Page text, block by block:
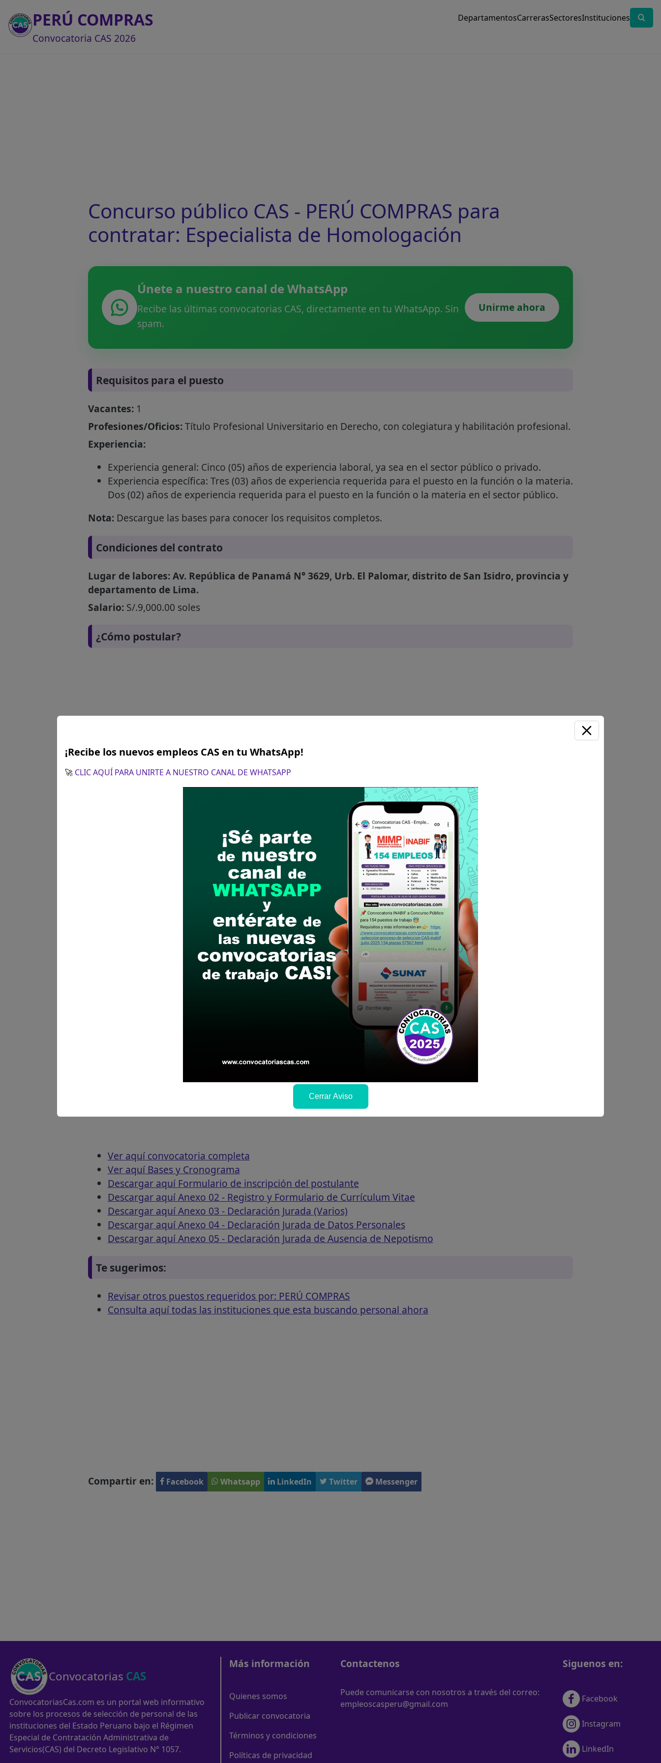
PERÚ COMPRAS
Convocatoria CAS 2026
DepartamentosCarrerasSectoresInstituciones
Concurso público CAS - PERÚ COMPRAS para
contratar: Especialista de Homologación
Únete a nuestro canal de WhatsApp
Recibe las últimas convocatorias CAS, directamente en tu WhatsApp. Sin
spam.
Unirme ahora
Requisitos para el puesto
Vacantes:1
Profesiones/Oficios:Título Profesional Universitario en Derecho, con colegiatura y habilitación profesional.
Experiencia:
Experiencia general: Cinco (05) años de experiencia laboral, ya sea en el sector público o privado.
Experiencia específica: Tres (03) años de experiencia requerida para el puesto en la función o la materia.
Dos (02) años de experiencia requerida para el puesto en la función o la materia en el sector público.
Nota:Descargue las bases para conocer los requisitos completos.
Condiciones del contrato
Lugar de labores: Av. República de Panamá N° 3629, Urb. El Palomar, distrito de San Isidro, provincia y
departamento de Lima.
Salario:S/.9,000.00 soles
¿Cómo postular?
12 de agosto de 2024 Horario de recepción: Desde las 08:30 a.m. hasta las 11:59:00
Presentación virtual del “Formulario de Inscripción de Postulante” debidamente llenado,
el cual será remitido al correo:convocatoriadepersonal@perucompras.gob.pe
Recomendaciones para postular
Descarga y revisa a detalle las bases del concurso público
Antes de postular, verifica si cumples con los requisitos para el puesto
Prepara tu documentación y presentalo en la fechas y por los medios que indica las bases
Revisar el cronograma para conocer cuando se publicará los resultados
Descarga aquí las Bases
Ver aquí convocatoria completa
Ver aquí Bases y Cronograma
Descargar aquí Formulario de inscripción del postulante
Descargar aquí Anexo 02 - Registro y Formulario de Currículum Vitae
Descargar aquí Anexo 03 - Declaración Jurada (Varios)
Descargar aquí Anexo 04 - Declaración Jurada de Datos Personales
Descargar aquí Anexo 05 - Declaración Jurada de Ausencia de Nepotismo
Te sugerimos:
Revisar otros puestos requeridos por: PERÚ COMPRAS
Consulta aquí todas las instituciones que esta buscando personal ahora
Compartir en: Facebook Whatsapp LinkedIn Twitter Messenger
Convocatorias CAS
ConvocatoriasCas.com es un portal web informativo
sobre los procesos de selección de personal de las
instituciones del Estado Peruano bajo el Régimen
Especial de Contratación Administrativa de
Servicios(CAS) del Decreto Legislativo N° 1057.
Más información
Quienes somos
Publicar convocatoria
Términos y condiciones
Políticas de privacidad
Contactenos
Puede comunicarse con nosotros a través del correo:
empleoscasperu@gmail.com
Siguenos en:
Facebook
Instagram
LinkedIn
¡Recibe los nuevos empleos CAS en tu WhatsApp!
🚀 CLIC AQUÍ PARA UNIRTE A NUESTRO CANAL DE WHATSAPP
Cerrar Aviso